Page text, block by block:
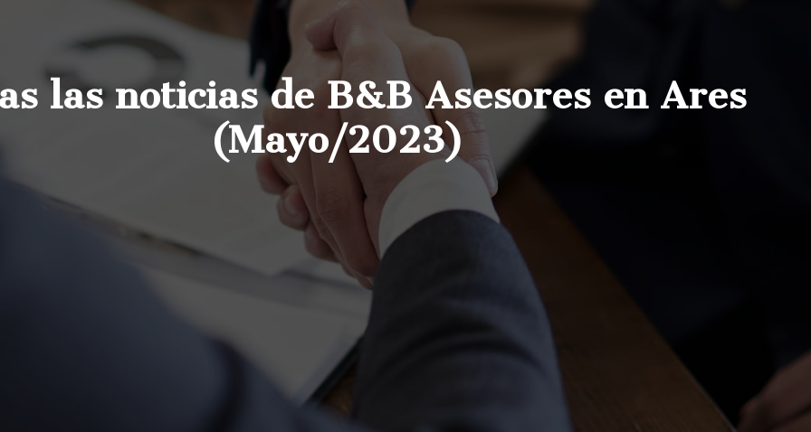
las noticias de B&B Asesores en Ares
(Mayo/2023)